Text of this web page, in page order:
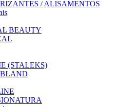
/ ALISAMENTOS
BEAUTY
(STALEKS)